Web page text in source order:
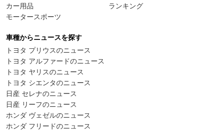
カー用品
モータースポーツ
ランキング
車種からニュースを探す
トヨタ プリウスのニュース
トヨタ アルファードのニュース
トヨタ ヤリスのニュース
トヨタ シエンタのニュース
日産 セレナのニュース
日産 リーフのニュース
ホンダ ヴェゼルのニュース
ホンダ フリードのニュース